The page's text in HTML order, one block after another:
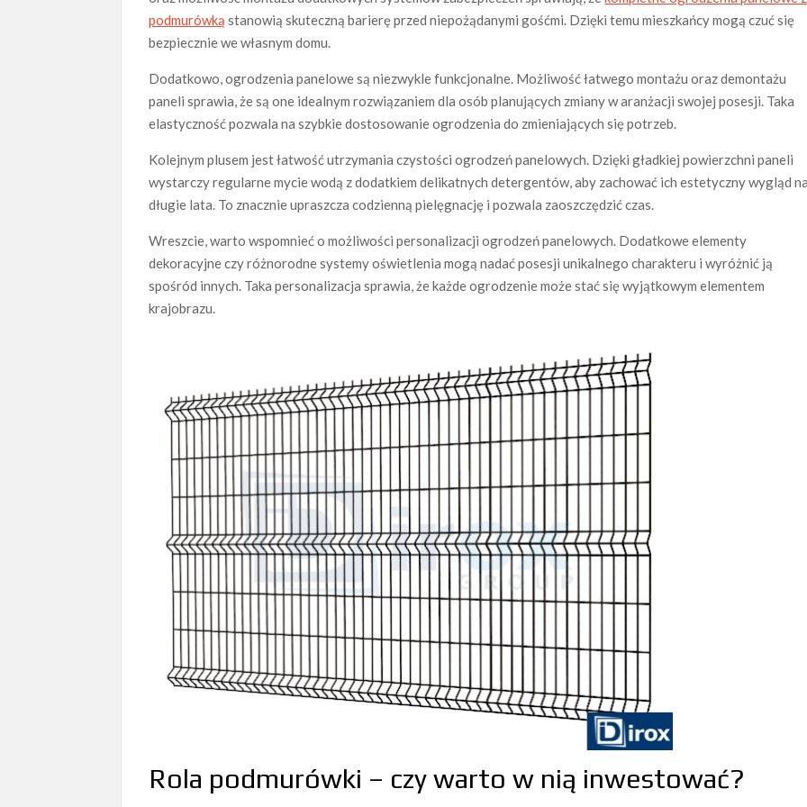
podmurówką stanowią skuteczną barierę przed niepożądanymi gośćmi. Dzięki temu mieszkańcy mogą czuć się
bezpiecznie we własnym domu.
Dodatkowo, ogrodzenia panelowe są niezwykle funkcjonalne. Możliwość łatwego montażu oraz demontażu
paneli sprawia, że są one idealnym rozwiązaniem dla osób planujących zmiany w aranżacji swojej posesji. Taka
elastyczność pozwala na szybkie dostosowanie ogrodzenia do zmieniających się potrzeb.
Kolejnym plusem jest łatwość utrzymania czystości ogrodzeń panelowych. Dzięki gładkiej powierzchni paneli
wystarczy regularne mycie wodą z dodatkiem delikatnych detergentów, aby zachować ich estetyczny wygląd
długie lata. To znacznie upraszcza codzienną pielęgnację i pozwala zaoszczędzić czas.
Wreszcie, warto wspomnieć o możliwości personalizacji ogrodzeń panelowych. Dodatkowe elementy
dekoracyjne czy różnorodne systemy oświetlenia mogą nadać posesji unikalnego charakteru i wyróżnić ją
spośród innych. Taka personalizacja sprawia, że każde ogrodzenie może stać się wyjątkowym elementem
krajobrazu.
Rola podmurówki – czy warto w nią inwestować?